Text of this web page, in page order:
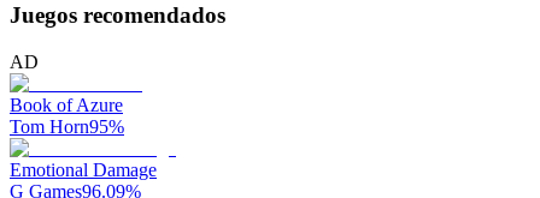
Juegos recomendados
AD
Book of Azure
Tom Horn95%
Emotional Damage
G Games96.09%